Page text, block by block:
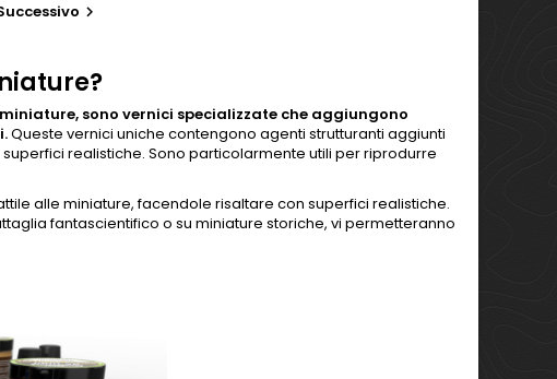

sono vernici specializzate che aggiungono
Queste vernici uniche contengono agenti strutturanti aggiunti
realistiche. Sono particolarmente utili per riprodurre
alle miniature, facendole risaltare con superfici realistiche.
fantascientifico o su miniature storiche, vi permetteranno